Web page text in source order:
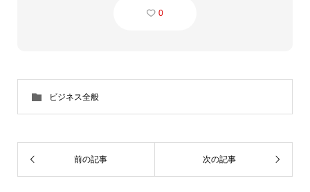
0
ビジネス全般
前の記事 次の記事